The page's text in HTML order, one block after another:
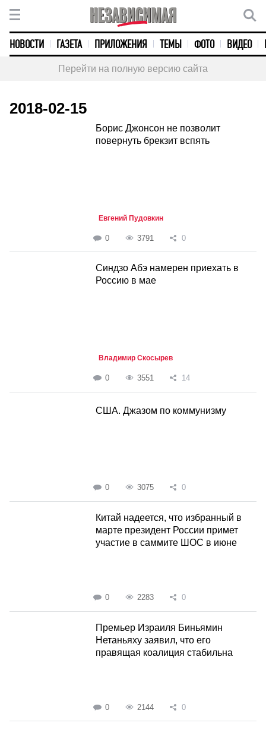
НОВОСТИ ГАЗЕТА ПРИЛОЖЕНИЯ ТЕМЫ ФОТО ВИДЕО
Перейти на полную версию сайта
2018-02-15
Борис Джонсон не позволит
повернуть брекзит вспять
Евгений Пудовкин
0 3791 0
Синдзо Абэ намерен приехать в
Россию в мае
Владимир Скосырев
0 3551 14
США. Джазом по коммунизму
0 3075 0
Китай надеется, что избранный в
марте президент России примет
участие в саммите ШОС в июне
0 2283 0
Премьер Израиля Биньямин
Нетаньяху заявил, что его
правящая коалиция стабильна
0 2144 0